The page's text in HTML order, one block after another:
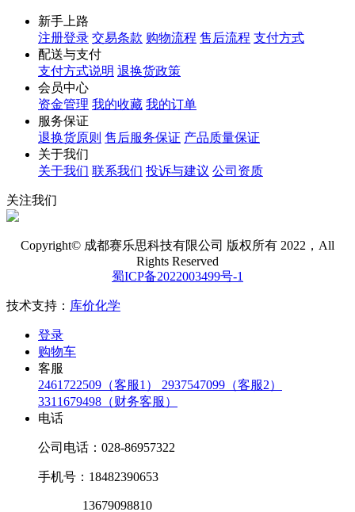
新手上路
注册登录 交易条款 购物流程 售后流程 支付方式
配送与支付
支付方式说明 退换货政策
会员中心
资金管理 我的收藏 我的订单
服务保证
退换货原则 售后服务保证 产品质量保证
关于我们
关于我们 联系我们 投诉与建议 公司资质
关注我们
Copyright© 成都赛乐思科技有限公司 版权所有 2022，All
Rights Reserved
蜀ICP备2022003499号-1
技术支持： 库价化学
登录
购物车
客服
2461722509（客服1） 2937547099（客服2）
3311679498（财务客服）
电话
公司电话：028-86957322
手机号：18482390653
13679098810